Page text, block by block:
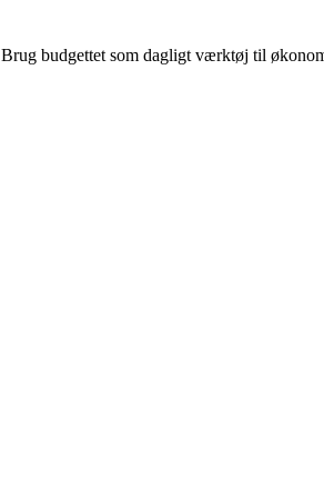
Brug budgettet som dagligt værktøj til